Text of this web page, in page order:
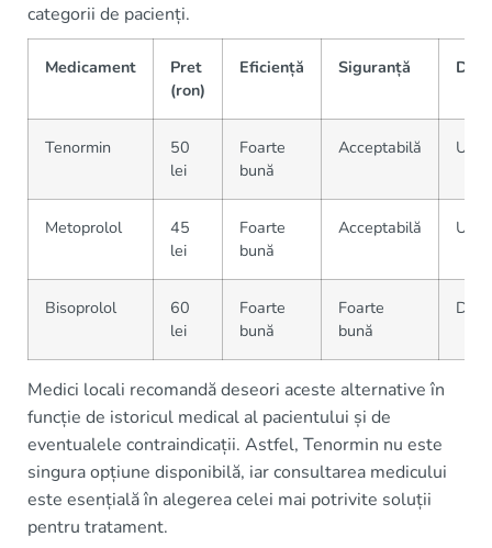
categorii de pacienți.
Medicament
Pret
(ron)
Eficiență Siguranță
Tenormin
50
lei
Foarte
bună
Acceptabilă
Metoprolol
45
lei
Foarte
bună
Acceptabilă
Bisoprolol
60
lei
Foarte
bună
Foarte
bună
Medici locali recomandă deseori aceste alternative în
funcție de istoricul medical al pacientului și de
eventualele contraindicații. Astfel, Tenormin nu este
singura opțiune disponibilă, iar consultarea medicului
este esențială în alegerea celei mai potrivite soluții
pentru tratament.